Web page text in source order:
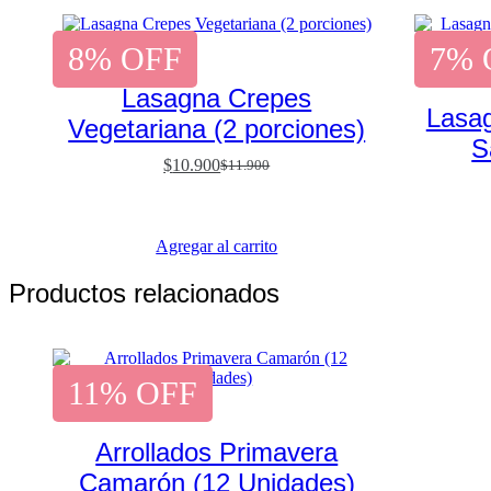
8% OFF
Lasagna Crepes
Vegetariana (2 porciones)
$11.900
El
$11.900.
$10.900El
$10.900.
Agregar al carrito
7%
Productos relacionados
11% OFF
Arrollados Primavera
Camarón (12 Unidades)